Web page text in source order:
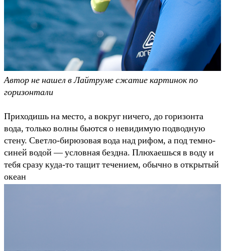
Автор не нашел в Лайтруме сжатие картинок по
горизонтали
Приходишь на место, а вокруг ничего, до горизонта
вода, только волны бьются о невидимую подводную
стену. Светло-бирюзовая вода над рифом, а под темно-
синей водой — условная бездна. Плюхаешься в воду и
тебя сразу куда-то тащит течением, обычно в открытый
океан